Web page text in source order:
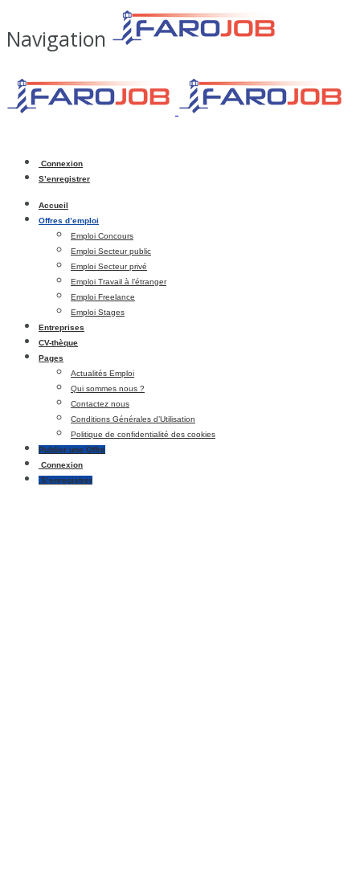
Navigation
Connexion
S’enregistrer
Accueil
Offres d’emploi
Emploi Concours
Emploi Secteur public
Emploi Secteur privé
Emploi Travail à l’étranger
Emploi Freelance
Emploi Stages
Entreprises
CV-thèque
Pages
Actualités Emploi
Qui sommes nous ?
Contactez nous
Conditions Générales d’Utilisation
Politique de confidentialité des cookies
Publier une Offre
Connexion
S’enregistrer